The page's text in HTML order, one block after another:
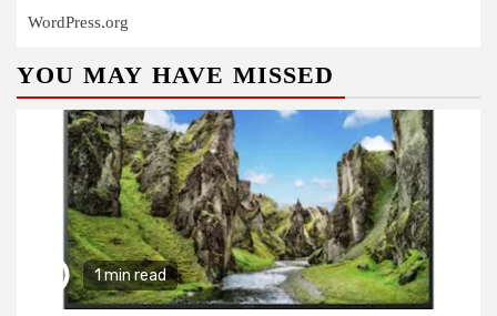
WordPress.org
YOU MAY HAVE MISSED
1 min read